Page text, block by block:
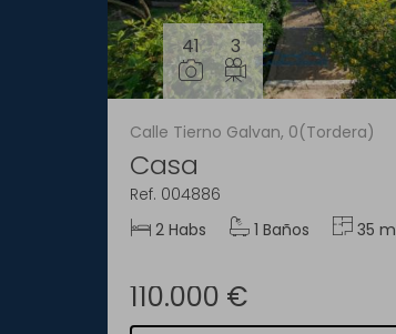
41 3
Calle Tierno Galvan, 0(Tordera)
Casa
Ref. 004886
2 Habs
1 Baños 35 m
110.000 €